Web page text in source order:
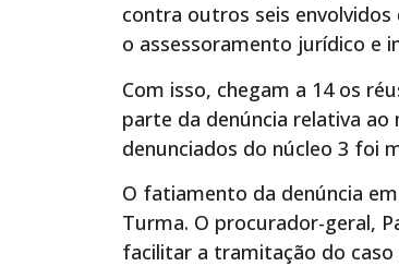
contra outros seis
o assessoramento jurídico e
Com isso, chegam a 14 os
parte da denúncia relativa ao
denunciados do núcleo 3 foi
O fatiamento da denúncia
Turma. O procurador-geral,
facilitar a tramitação do